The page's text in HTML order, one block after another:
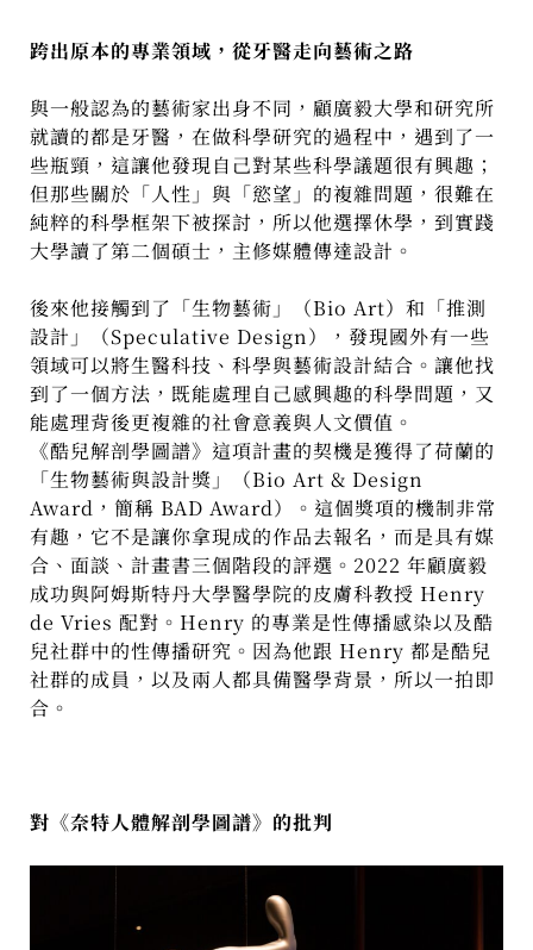
跨出原本的專業領域，從牙醫走向藝術之路
與一般認為的藝術家出身不同，顧廣毅大學和研究所
就讀的都是牙醫，在做科學研究的過程中，遇到了一
些瓶頸，這讓他發現自己對某些科學議題很有興趣；
但那些關於「人性」與「慾望」的複雜問題，很難在
純粹的科學框架下被探討，所以他選擇休學，到實踐
大學讀了第二個碩士，主修媒體傳達設計。
後來他接觸到了「生物藝術」（Bio Art）和「推測
設計」（Speculative Design），發現國外有一些
領域可以將生醫科技、科學與藝術設計結合。讓他找
到了一個方法，既能處理自己感興趣的科學問題，又
能處理背後更複雜的社會意義與人文價值。
《酷兒解剖學圖譜》這項計畫的契機是獲得了荷蘭的
「生物藝術與設計獎」（Bio Art & Design
Award，簡稱 BAD Award）。這個獎項的機制非常
有趣，它不是讓你拿現成的作品去報名，而是具有媒
合、面談、計畫書三個階段的評選。2022 年顧廣毅
成功與阿姆斯特丹大學醫學院的皮膚科教授 Henry
de Vries 配對。Henry 的專業是性傳播感染以及酷
兒社群中的性傳播研究。因為他跟 Henry 都是酷兒
社群的成員，以及兩人都具備醫學背景，所以一拍即
合。
對《奈特人體解剖學圖譜》的批判